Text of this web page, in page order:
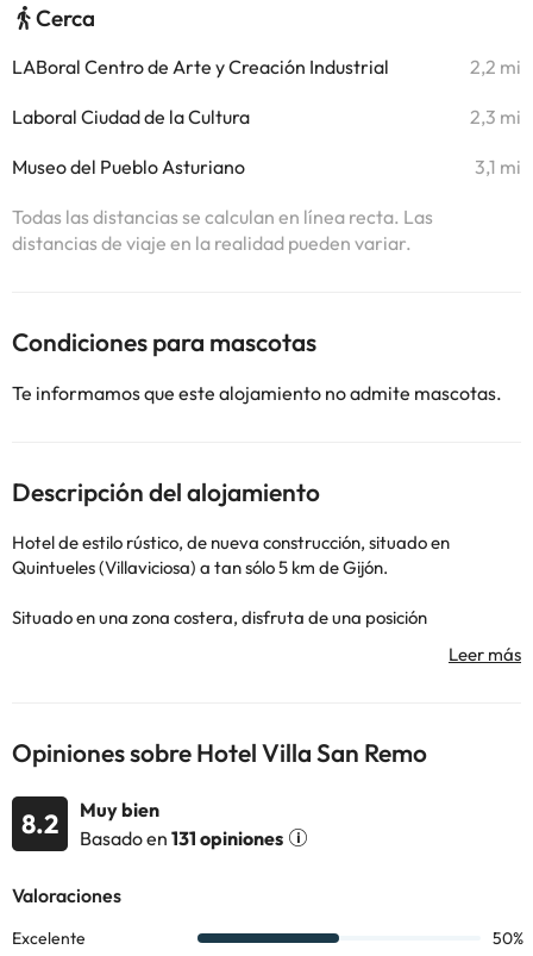
Cerca
LABoral Centro de Arte y Creación Industrial 2,2 mi
Laboral Ciudad de la Cultura 2,3 mi
Museo del Pueblo Asturiano 3,1 mi
Todas las distancias se calculan en línea recta. Las
distancias de viaje en la realidad pueden variar.
Condiciones para mascotas
Te informamos que este alojamiento no admite mascotas.
Descripción del alojamiento
Hotel de estilo rústico, de nueva construcción, situado en
Quintueles (Villaviciosa) a tan sólo 5 km de Gijón.
Situado en una zona costera, disfruta de una posición
estratégica con la playa de la “ñora”, el campo de golf de la
un lugar ideal para el descanso y disfrute de unas inolvidables
vacaciones en cualquier época del año.
El Hotel Villa San Remo cuenta con las mejores comodidades:
calefacción, hilo musical, teléfono, TV por satélite y baño
jardín.
Opiniones sobre Hotel Villa San Remo
8.2
Muy bien
Basado en 131 opiniones